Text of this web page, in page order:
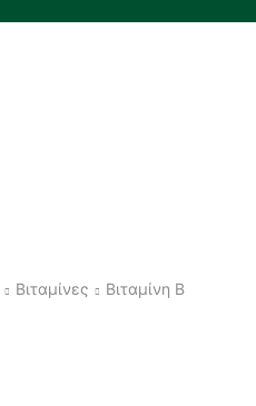
Βιταμίνες Βιταμίνη B